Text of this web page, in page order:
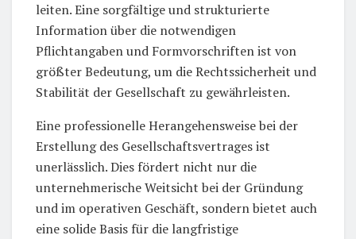
leiten. Eine sorgfältige und strukturierte
Information über die notwendigen
Pflichtangaben und Formvorschriften ist von
größter Bedeutung, um die Rechtssicherheit und
Stabilität der Gesellschaft zu gewährleisten.
Eine professionelle Herangehensweise bei der
Erstellung des Gesellschaftsvertrages ist
unerlässlich. Dies fördert nicht nur die
unternehmerische Weitsicht bei der Gründung
und im operativen Geschäft, sondern bietet auch
eine solide Basis für die langfristige